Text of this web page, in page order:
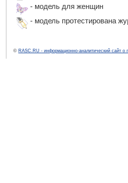
- модель для женщин
- модель протестирована
© RASC.RU - информационно-аналитический сайт о